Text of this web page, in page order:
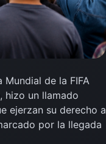
de la FIFA
hizo un llamado
ejerzan su derecho a
por la llegada